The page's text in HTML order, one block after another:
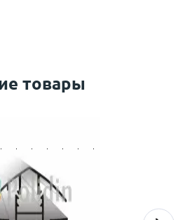
персональных данных
даюсогласиена обработку
товары